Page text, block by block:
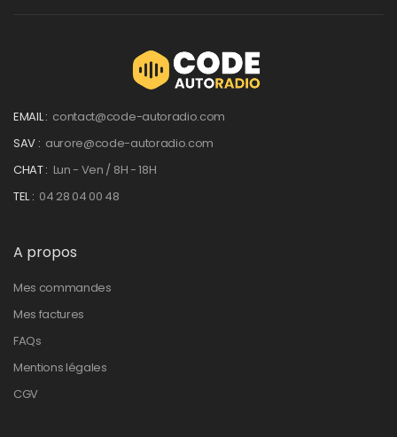
EMAIL : contact@code-autoradio.com
SAV : aurore@code-autoradio.com
CHAT : Lun - Ven / 8H - 18H
TEL : 04 28 04 00 48
A propos
Mes commandes
Mes factures
FAQs
Mentions légales
CGV